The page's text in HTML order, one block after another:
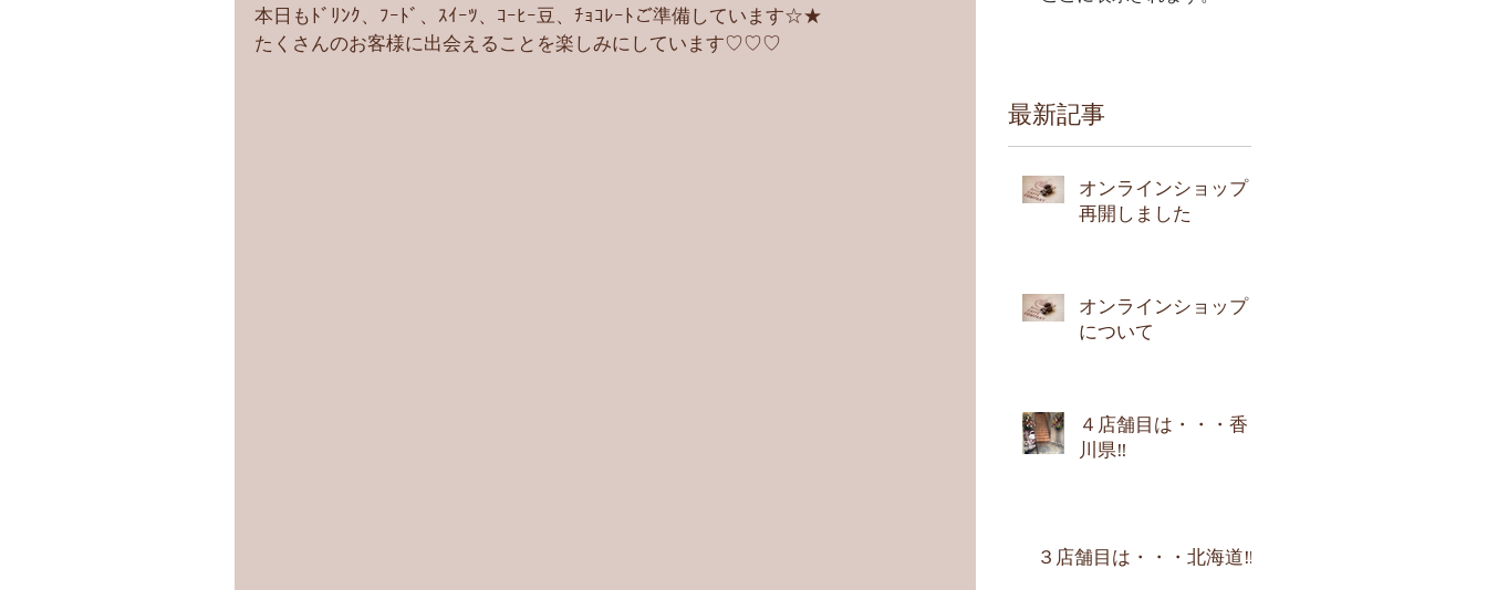
本日もﾄﾞﾘﾝｸ、ﾌｰﾄﾞ、ｽｲｰﾂ、ｺｰﾋｰ豆、ﾁｮｺﾚｰﾄご準備しています☆★
たくさんのお客様に出会えることを楽しみにしています♡♡♡
最新記事
オンラインショップ
再開しました
オンラインショップ
について
４店舗目は・・・香
川県‼︎
３店舗目は・・・北海道‼︎